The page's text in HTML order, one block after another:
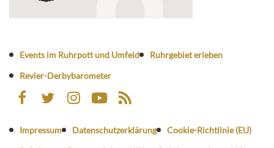
Events im Ruhrpott und Umfeld
Ruhrgebiet erleben
Revier-Derbybarometer
Impressum Datenschutzerklärung
Cookie-Richtlinie (EU)